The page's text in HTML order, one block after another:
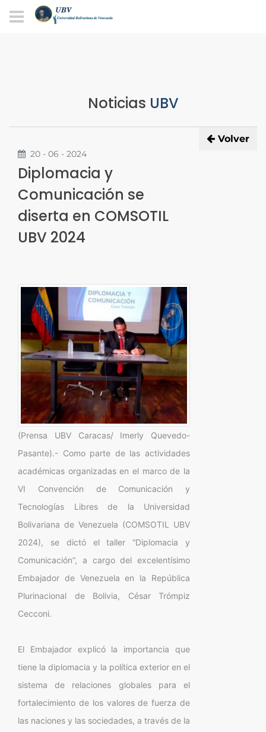
Noticias UBV
Volver
20 - 06 - 2024
Diplomacia y
Comunicación se
diserta en COMSOTIL
UBV 2024
(Prensa UBV Caracas/ Imerly Quevedo-
Pasante).- Como parte de las actividades
académicas organizadas en el marco de la
VI Convención de Comunicación y
Tecnologías Libres de la Universidad
Bolivariana de Venezuela (COMSOTIL UBV
2024), se dictó el taller “Diplomacia y
Comunicación”, a cargo del excelentísimo
Embajador de Venezuela en la República
Plurinacional de Bolivia, César Trómpiz
Cecconi.
El Embajador explicó la importancia que
tiene la diplomacia y la política exterior en el
sistema de relaciones globales para el
fortalecimiento de los valores de fuerza de
las naciones y las sociedades, a través de la